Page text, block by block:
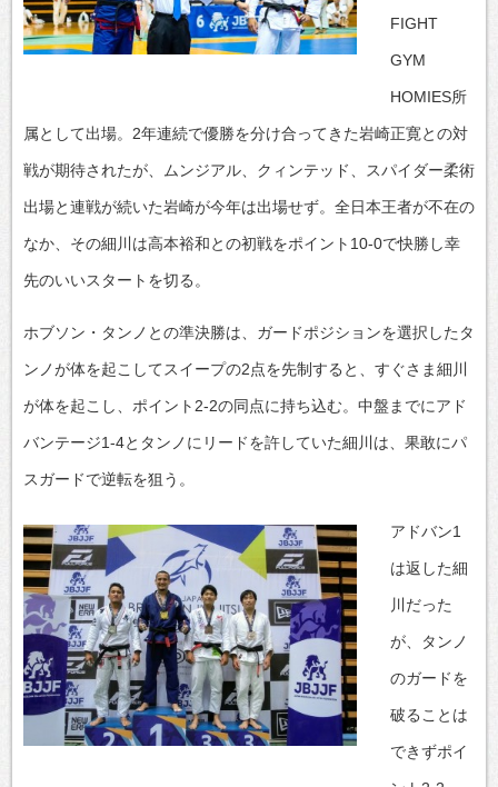
FIGHT
GYM
HOMIES所
属として出場。2年連続で優勝を分け合ってきた岩崎正寛との対
戦が期待されたが、ムンジアル、クィンテッド、スパイダー柔術
出場と連戦が続いた岩崎が今年は出場せず。全日本王者が不在の
なか、その細川は高本裕和との初戦をポイント10-0で快勝し幸
先のいいスタートを切る。
ホブソン・タンノとの準決勝は、ガードポジションを選択したタ
ンノが体を起こしてスイープの2点を先制すると、すぐさま細川
が体を起こし、ポイント2-2の同点に持ち込む。中盤までにアド
バンテージ1-4とタンノにリードを許していた細川は、果敢にパ
スガードで逆転を狙う。
アドバン1
は返した細
川だった
が、タンノ
のガードを
破ることは
できずポイ